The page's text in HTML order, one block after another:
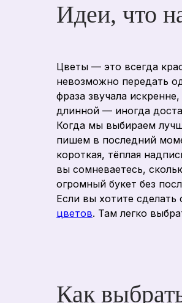
Идеи, что
Цветы — это всегда
невозможно передать
фраза звучала
длинной — иногда
Когда мы выбираем
пишем в последний
короткая, тёплая
вы сомневаетесь,
огромный букет без
Если вы хотите
цветов. Там легко
Как